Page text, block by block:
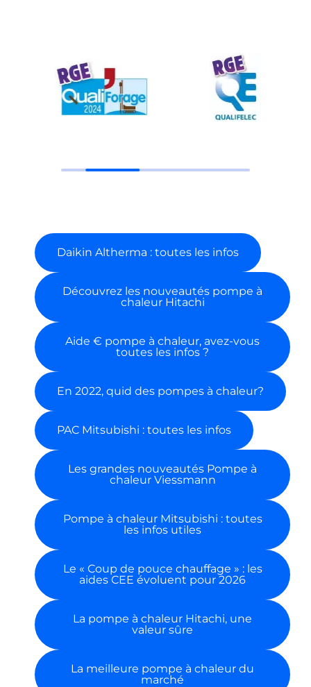
Daikin Altherma : toutes les infos
Découvrez les nouveautés pompe à
chaleur Hitachi
Aide € pompe à chaleur, avez-vous
toutes les infos ?
En 2022, quid des pompes à chaleur?
PAC Mitsubishi : toutes les infos
Les grandes nouveautés Pompe à
chaleur Viessmann
Pompe à chaleur Mitsubishi : toutes
les infos utiles
Le « Coup de pouce chauffage » : les
aides CEE évoluent pour 2026
La pompe à chaleur Hitachi, une
valeur sûre
La meilleure pompe à chaleur du
marché